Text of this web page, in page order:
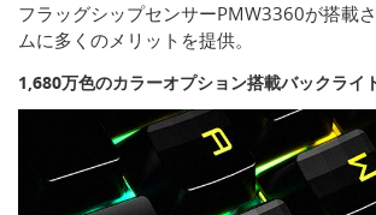
フラッグシップセンサーPMW3360が搭載
ムに多くのメリットを提供。
1,680万色のカラーオプション搭載バックライ